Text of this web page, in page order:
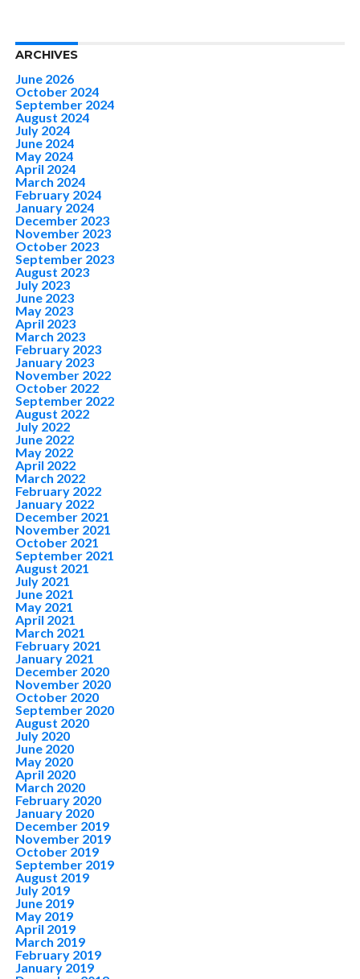
ARCHIVES
June 2026
October 2024
September 2024
August 2024
July 2024
June 2024
May 2024
April 2024
March 2024
February 2024
January 2024
December 2023
November 2023
October 2023
September 2023
August 2023
July 2023
June 2023
May 2023
April 2023
March 2023
February 2023
January 2023
November 2022
October 2022
September 2022
August 2022
July 2022
June 2022
May 2022
April 2022
March 2022
February 2022
January 2022
December 2021
November 2021
October 2021
September 2021
August 2021
July 2021
June 2021
May 2021
April 2021
March 2021
February 2021
January 2021
December 2020
November 2020
October 2020
September 2020
August 2020
July 2020
June 2020
May 2020
April 2020
March 2020
February 2020
January 2020
December 2019
November 2019
October 2019
September 2019
August 2019
July 2019
June 2019
May 2019
April 2019
March 2019
February 2019
January 2019